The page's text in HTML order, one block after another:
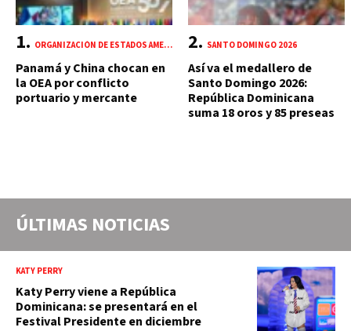
ORGANIZACIÓN DE ESTADOS AMERICANOS (OEA)
Panamá y China chocan en
la OEA por conflicto
portuario y mercante
SANTO DOMINGO 2026
Así va el medallero de
Santo Domingo 2026:
República Dominicana
suma 18 oros y 85 preseas
ÚLTIMAS NOTICIAS
KATY PERRY
Katy Perry viene a República
Dominicana: se presentará en el
Festival Presidente en diciembre